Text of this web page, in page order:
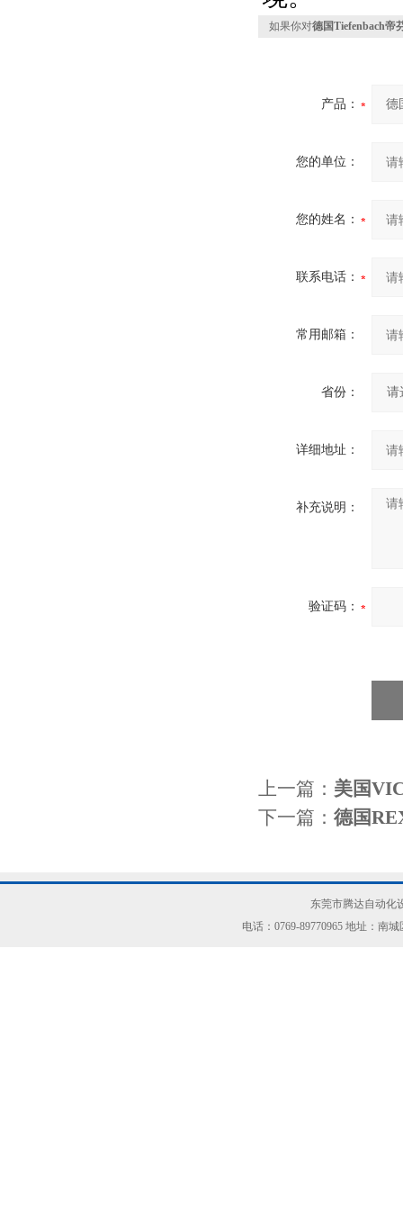
如果你对德国Tiefenbach帝
产品：
您的单位：
您的姓名：
联系电话：
常用邮箱：
省份：
详细地址：
补充说明：
验证码：
上一篇： 美国
下一篇： 德国
东莞市腾达自动化
电话：0769-89770965 地址：南